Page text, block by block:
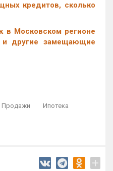
кредитов, сколько
в Московском регионе
и другие замещающие
Продажи
Ипотека
+